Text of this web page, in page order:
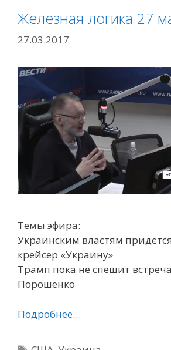
Железная логика 27
27.03.2017
Темы эфира:
Украинским властям
крейсер «Украину»
Трамп пока не спешит
Порошенко
Подробнее…